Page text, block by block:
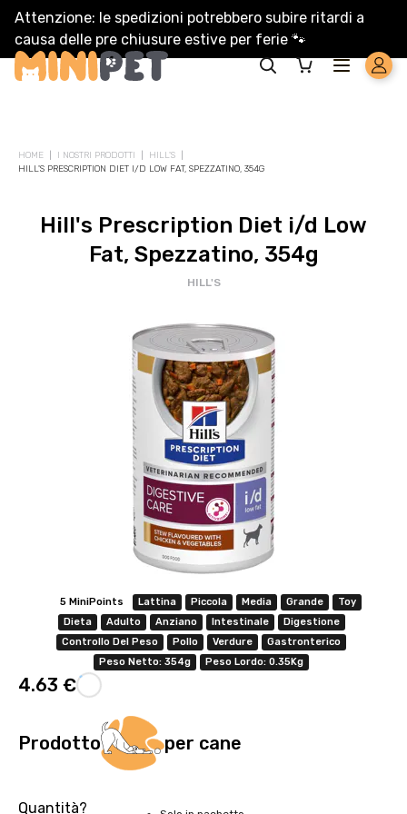
Attenzione: le spedizioni potrebbero subire ritardi a
causa delle pre chiusure estive per ferie 🐾
HOME I NOSTRI PRODOTTI
HILL'S
HILL'S PRESCRIPTION DIET I/D LOW FAT, SPEZZATINO, 354G
Hill's Prescription Diet i/d Low
Fat, Spezzatino, 354g
HILL'S
5 MiniPoints Lattina Piccola Media Grande
Toy
Dieta
Adulto Anziano Intestinale
Digestione
Controllo Del Peso
Pollo Verdure
Gastronterico
Peso Netto: 354g
Peso Lordo: 0.35Kg
4.63 €
Prodotto per cane
Quantità?
InPost
Offerta valida solo con consegna InPost, fino al 16
agosto 2026.
Platinum.
· Condizione di validità: lo sconto è applicabile solo se il cliente
seleziona la spedizione InPost.
· Durata: offerta valida per 2 settimane dal lancio 2–16 agosto 2026 .
· Effetto sul carrello: una volta aggiunto un prodotto Platinum in
corriere standard).
· Limite di peso: il carrello spedito con InPost non può superare 25
kg complessivi (peso lordo dei prodotti).